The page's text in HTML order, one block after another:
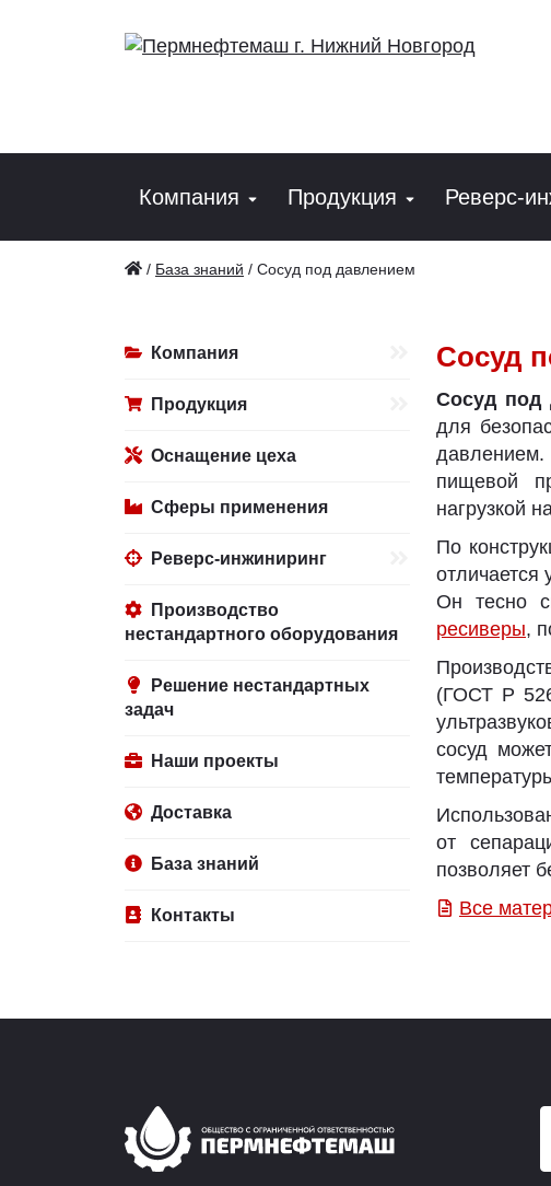
Компания Продукция Реверс-
/ База знаний / Сосуд под давлением
Компания
Продукция
Оснащение цеха
Сферы применения
Реверс-инжиниринг
Производство
нестандартного оборудования
Решение нестандартных
задач
Наши проекты
Доставка
База знаний
Контакты
Сосуд
Сосуд под
для
давлением.
пищевой
нагрузкой
По
отличается
Он тесно
ресиверы,
(ГОСТ Р
сосуд
от
позволяет
Все